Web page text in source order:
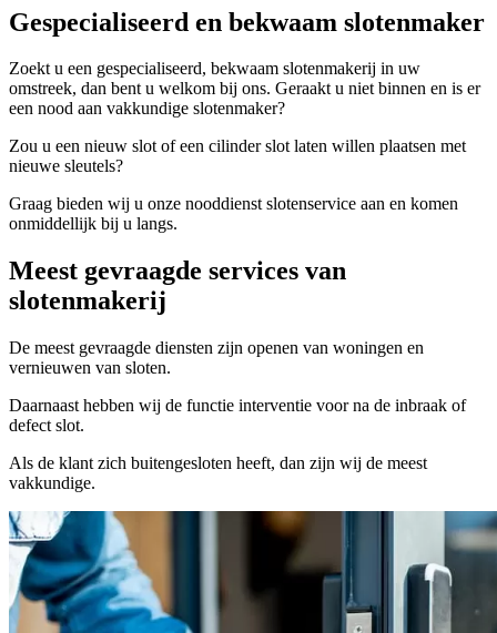
Gespecialiseerd en bekwaam slotenmaker
Zoekt u een gespecialiseerd, bekwaam slotenmakerij in uw
omstreek, dan bent u welkom bij ons. Geraakt u niet binnen en is er
een nood aan vakkundige slotenmaker?
Zou u een nieuw slot of een cilinder slot laten willen plaatsen met
nieuwe sleutels?
Graag bieden wij u onze nooddienst slotenservice aan en komen
onmiddellijk bij u langs.
Meest gevraagde services van
slotenmakerij
De meest gevraagde diensten zijn openen van woningen en
vernieuwen van sloten.
Daarnaast hebben wij de functie interventie voor na de inbraak of
defect slot.
Als de klant zich buitengesloten heeft, dan zijn wij de meest
vakkundige.